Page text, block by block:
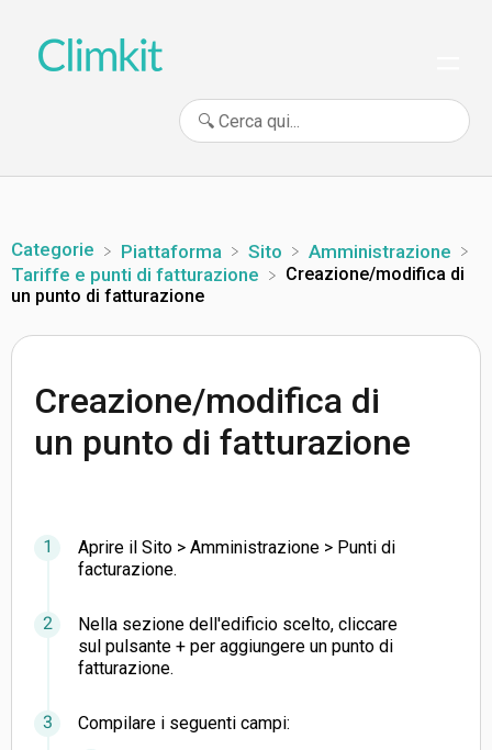
Categorie ​Piattaforma ​Sito
​Amministrazione
​Tariffe e punti di fatturazione
Creazione/modifica di
un punto di fatturazione
Creazione/modifica di
un punto di fatturazione
Aprire il Sito > Amministrazione > Punti di
facturazione.
Nella sezione dell'edificio scelto, cliccare
sul pulsante + per aggiungere un punto di
fatturazione.
Compilare i seguenti campi: